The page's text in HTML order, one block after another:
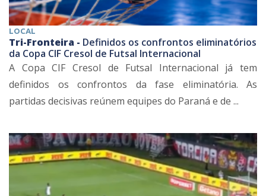
LOCAL
Tri-Fronteira - Definidos os confrontos eliminatórios
da Copa CIF Cresol de Futsal Internacional
A Copa CIF Cresol de Futsal Internacional já tem
definidos os confrontos da fase eliminatória. As
partidas decisivas reúnem equipes do Paraná e de ...